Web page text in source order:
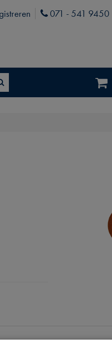
Phone
071 - 541 9450